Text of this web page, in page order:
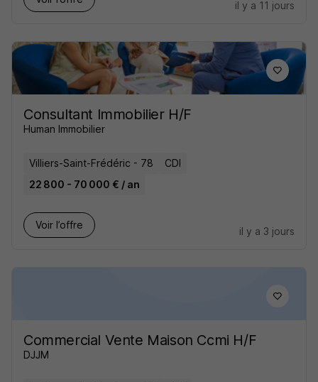
il y a 11 jours
Consultant Immobilier H/F
Human Immobilier
Villiers-Saint-Frédéric - 78
CDI
22 800 - 70 000 € / an
Voir l’offre
il y a 3 jours
Commercial Vente Maison Ccmi H/F
DJJM